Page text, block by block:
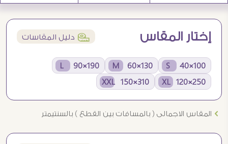
إختار المقاس í دليل المقاسات
100×40 S
130×60 M
190×90 L
250×120 XL
310×150 XXL
Ö المقاس الاجمالى ( بالمسافات بين القطع ) بالسنتيمتر